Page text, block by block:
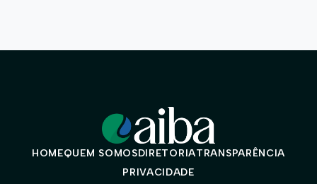
HOMEQUEM SOMOSDIRETORIATRANSPARÊNCIA
PRIVACIDADE